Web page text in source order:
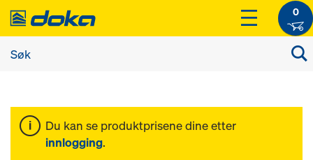
0
Du kan se produktprisene dine etter
innlogging.